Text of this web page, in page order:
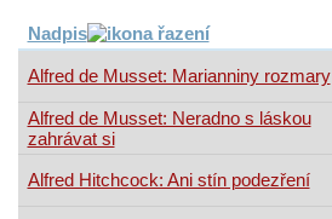
Nadpis
Alfred de Musset: Marianniny rozmary
Alfred de Musset: Neradno s láskou
zahrávat si
Alfred Hitchcock: Ani stín podezření